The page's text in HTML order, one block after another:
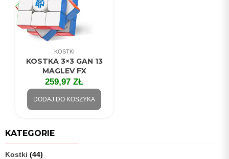
KOSTKI
KOSTKA 3×3 GAN 13
MAGLEV FX
259,97ZŁ
DODAJ DO KOSZYKA
KATEGORIE
Kostki (44)